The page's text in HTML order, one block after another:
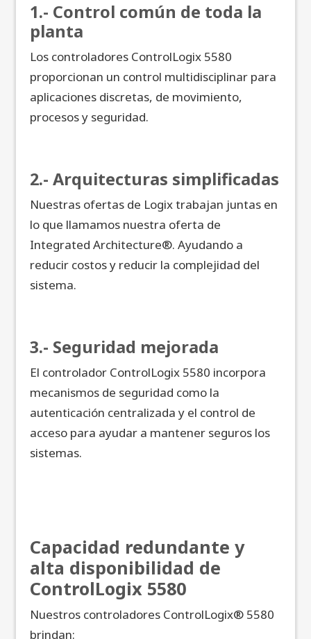
1.- Control común de toda la
planta
Los controladores ControlLogix 5580
proporcionan un control multidisciplinar para
aplicaciones discretas, de movimiento,
procesos y seguridad.
2.- Arquitecturas simplificadas
Nuestras ofertas de Logix trabajan juntas en
lo que llamamos nuestra oferta de
Integrated Architecture®. Ayudando a
reducir costos y reducir la complejidad del
sistema.
3.- Seguridad mejorada
El controlador ControlLogix 5580 incorpora
mecanismos de seguridad como la
autenticación centralizada y el control de
acceso para ayudar a mantener seguros los
sistemas.
Capacidad redundante y
alta disponibilidad de
ControlLogix 5580
Nuestros controladores ControlLogix® 5580
brindan: